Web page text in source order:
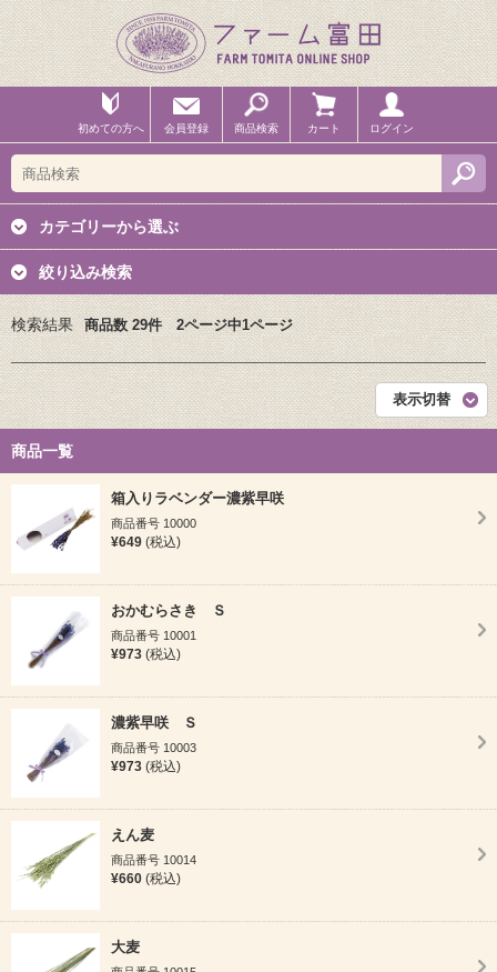
初めての方へ 会員登録 商品検索 カート ログイン
カテゴリーから選ぶ
絞り込み検索
検索結果 商品数 29件 2ページ中1ページ
表示切替
商品一覧
箱入りラベンダー濃紫早咲
商品番号 10000
¥649 (税込)
おかむらさき Ｓ
商品番号 10001
¥973 (税込)
濃紫早咲 Ｓ
商品番号 10003
¥973 (税込)
えん麦
商品番号 10014
¥660 (税込)
大麦